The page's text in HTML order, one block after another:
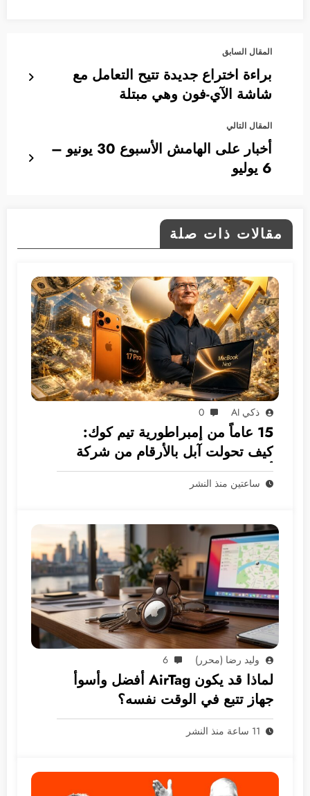
المقال السابق
براءة اختراع جديدة تتيح التعامل مع
شاشة الآي-فون وهي مبتلة
المقال التالي
أخبار على الهامش الأسبوع 30 يونيو –
6 يوليو
مقالات ذات صلة
ذكي AI 0
15 عاماً من إمبراطورية تيم كوك:
كيف تحولت آبل بالأرقام من شركة
أجهزة إلى غول بـ 5 ترليونات دولار؟
ساعتين منذ النشر
وليد رضا (محرر) 6
لماذا قد يكون AirTag أفضل وأسوأ
جهاز تتبع في الوقت نفسه؟
11 ساعة منذ النشر